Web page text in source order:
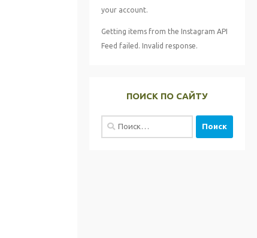
your account.
Getting items from the Instagram API
Feed failed. Invalid response.
ПОИСК ПО САЙТУ
Найти: